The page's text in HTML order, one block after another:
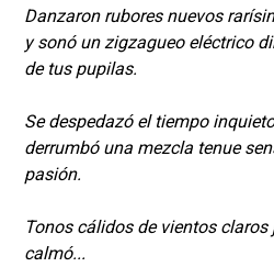
Danzaron rubores nuevos
y sonó un zigzagueo eléctrico
de tus pupilas.
Se despedazó el tiempo
derrumbó una mezcla tenue
pasión.
Tonos cálidos de vientos
calmó...